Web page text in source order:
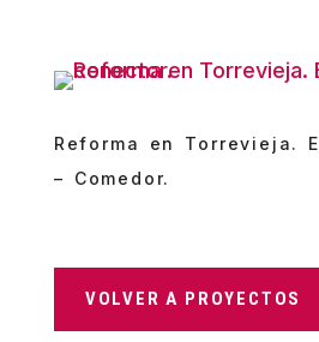
Reforma en Torrevieja.
– Comedor.
VOLVER A PROYECTOS